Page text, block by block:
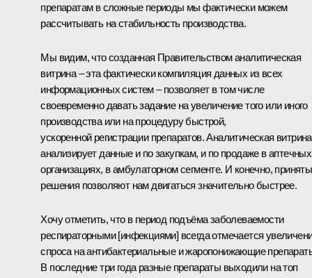
препаратам в сложные периоды мы фактически можем
рассчитывать на стабильность производства.
Мы видим, что созданная Правительством аналитическая
витрина – эта фактически компиляция данных из всех
информационных систем – позволяет в том числе
своевременно давать задание на увеличение того или иного
производства или на процедуру быстрой,
ускоренной регистрации препаратов. Аналитическая витрина
анализирует данные и по закупкам, и по продаже в аптечных
организациях, в амбулаторном сегменте. И конечно,
решения позволяют нам двигаться значительно быстрее.
Хочу отметить, что в период подъёма заболеваемости
респираторными [инфекциями] всегда отмечается
спроса на антибактериальные и жаропонижающие
В последние три года разные препараты выходили на топ